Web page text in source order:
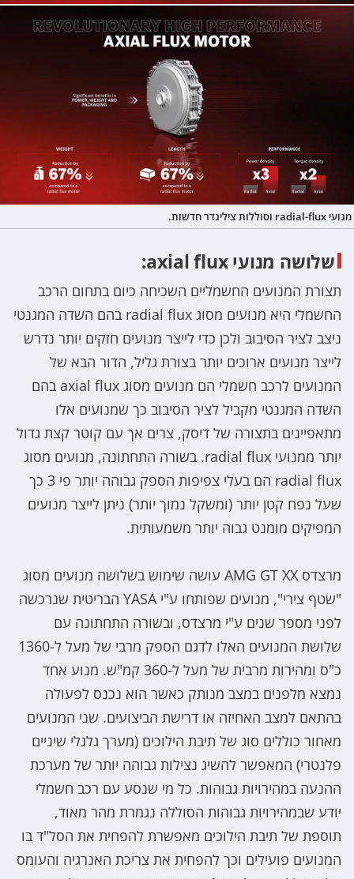
מנועי radial-flux וסוללות צילינדר חדשות.
שלושה מנועי axial flux:
תצורת המנועים החשמליים השכיחה כיום בתחום הרכב
החשמלי היא מנועים מסוג radial flux בהם השדה המגנטי
ניצב לציר הסיבוב ולכן כדי לייצר מנועים חזקים יותר נדרש
לייצר מנועים ארוכים יותר בצורת גליל, הדור הבא של
המנועים לרכב חשמלי הם מנועים מסוג axial flux בהם
השדה המגנטי מקביל לציר הסיבוב כך שמנועים אלו
מתאפיינים בתצורה של דיסק, צרים אך עם קוטר קצת גדול
יותר ממנועי radial flux. בשורה התחתונה, מנועים מסוג
radial flux הם בעלי צפיפות הספק גבוהה יותר פי 3 כך
שעל נפח קטן יותר (ומשקל נמוך יותר) ניתן לייצר מנועים
המפיקים מומנט גבוה יותר משמעותית.
מרצדס AMG GT XX עושה שימוש בשלושה מנועים מסוג
"שטף צירי", מנועים שפותחו ע"י YASA הבריטית שנרכשה
לפני מספר שנים ע"י מרצדס, ובשורה התחתונה עם
שלושת המנועים האלו לדגם הספק מרבי של מעל ל-1360
כ"ס ומהירות מרבית של מעל ל-360 קמ"ש. מנוע אחד
נמצא מלפנים במצב מנותק כאשר הוא נכנס לפעולה
בהתאם למצב האחיזה או דרישת הביצועים. שני המנועים
מאחור כוללים סוג של תיבת הילוכים (מערך גלגלי שיניים
פלנטרי) המאפשר להשיג נצילות גבוהה יותר של מערכת
ההנעה במהירויות גבוהות. כל מי שנסע עם רכב חשמלי
יודע שבמהירויות גבוהות הסוללה נגמרת מהר מאוד,
תוספת של תיבת הילוכים מאפשרת להפחית את הסל"ד בו
המנועים פועילים וכך להפחית את צריכת האנרגיה והעומס